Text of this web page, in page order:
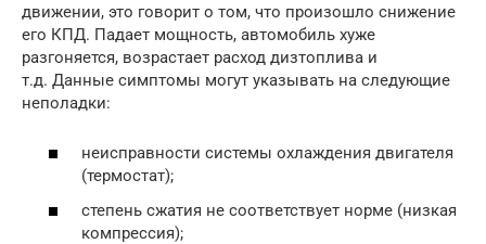
движении, это говорит о том, что произошло снижение
его КПД. Падает мощность, автомобиль хуже
разгоняется, возрастает расход дизтоплива и
т.д. Данные симптомы могут указывать на следующие
неполадки:
неисправности системы охлаждения двигателя
(термостат);
степень сжатия не соответствует норме (низкая
компрессия);